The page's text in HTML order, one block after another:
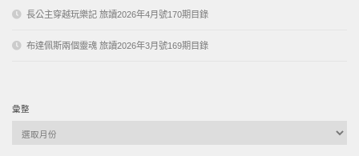
長公主穿越玩樂記 旅讀2026年4月號170期目錄
布達佩斯兩個靈魂 旅讀2026年3月號169期目錄
彙整